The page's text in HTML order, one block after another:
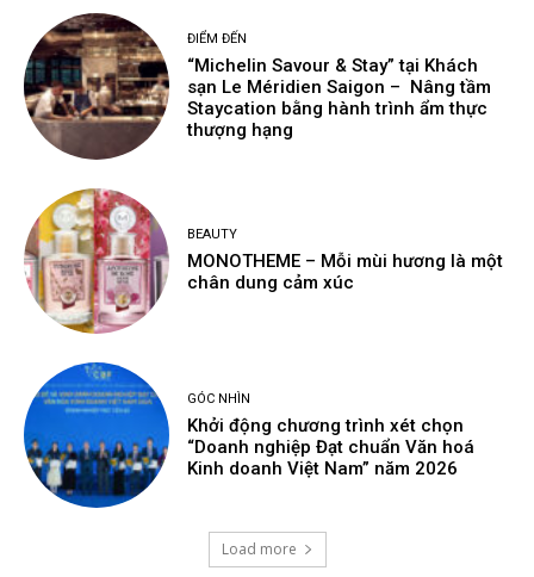
ĐIỂM ĐẾN
“Michelin Savour & Stay” tại Khách
sạn Le Méridien Saigon – Nâng tầm
Staycation bằng hành trình ẩm thực
thượng hạng
BEAUTY
MONOTHEME – Mỗi mùi hương là một
chân dung cảm xúc
GÓC NHÌN
Khởi động chương trình xét chọn
“Doanh nghiệp Đạt chuẩn Văn hoá
Kinh doanh Việt Nam” năm 2026
Load more